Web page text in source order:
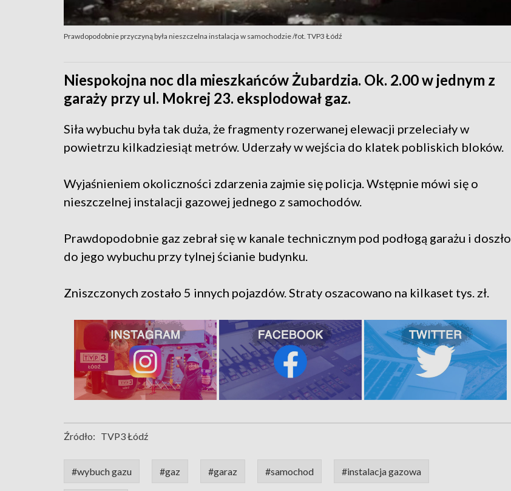
Prawdopodobnie przyczyną była nieszczelna instalacja w samochodzie /fot. TVP3 Łódź
Niespokojna noc dla mieszkańców Żubardzia. Ok. 2.00 w jednym z
garaży przy ul. Mokrej 23. eksplodował gaz.
Siła wybuchu była tak duża, że fragmenty rozerwanej elewacji przeleciały w
powietrzu kilkadziesiąt metrów. Uderzały w wejścia do klatek pobliskich bloków.
Wyjaśnieniem okoliczności zdarzenia zajmie się policja. Wstępnie mówi się o
nieszczelnej instalacji gazowej jednego z samochodów.
Prawdopodobnie gaz zebrał się w kanale technicznym pod podłogą garażu i doszło
do jego wybuchu przy tylnej ścianie budynku.
Zniszczonych zostało 5 innych pojazdów. Straty oszacowano na kilkaset tys. zł.
Źródło: TVP3 Łódź
#wybuch gazu #gaz #garaz #samochod #instalacja gazowa